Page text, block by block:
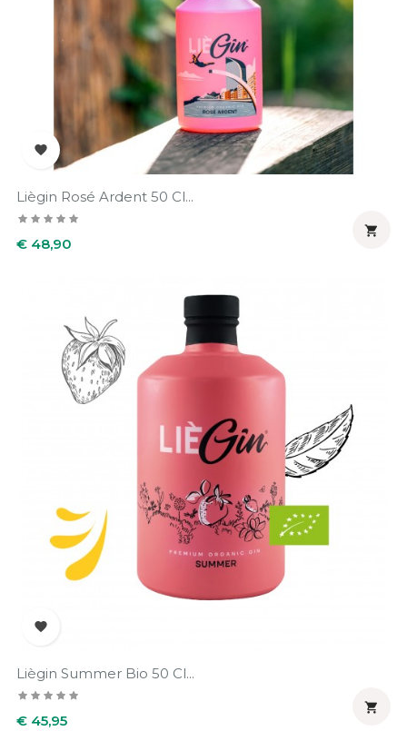

Liègin Rosé Ardent 50 Cl...
Prijs
€ 48,90


Liègin Summer Bio 50 Cl...
Prijs
€ 45,95
